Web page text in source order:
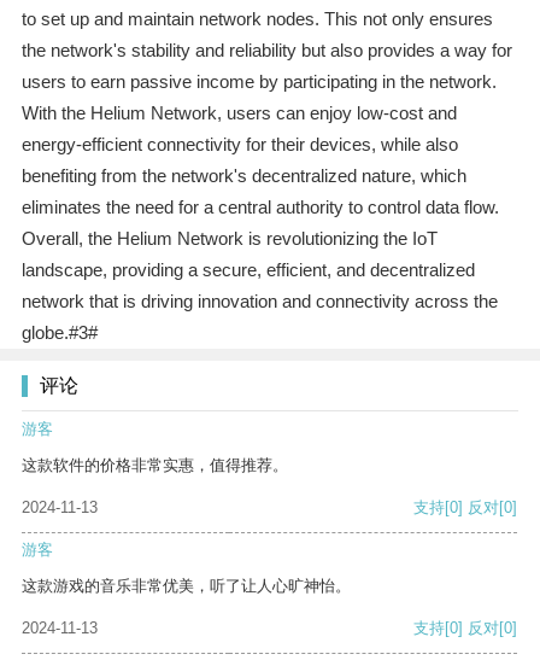
to set up and maintain network nodes. This not only ensures
the network's stability and reliability but also provides a way for
users to earn passive income by participating in the network.
With the Helium Network, users can enjoy low-cost and
energy-efficient connectivity for their devices, while also
benefiting from the network's decentralized nature, which
eliminates the need for a central authority to control data flow.
Overall, the Helium Network is revolutionizing the IoT
landscape, providing a secure, efficient, and decentralized
network that is driving innovation and connectivity across the
globe.#3#
评论
游客
这款软件的价格非常实惠，值得推荐。
2024-11-13 支持[0] 反对[0]
游客
这款游戏的音乐非常优美，听了让人心旷神怡。
2024-11-13 支持[0] 反对[0]